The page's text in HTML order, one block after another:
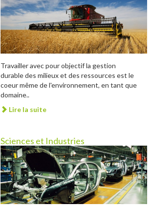
Travailler avec pour objectif la gestion
durable des milieux et des ressources est le
coeur même de l'environnement, en tant que
domaine..
Lire la suite
Sciences et Industries